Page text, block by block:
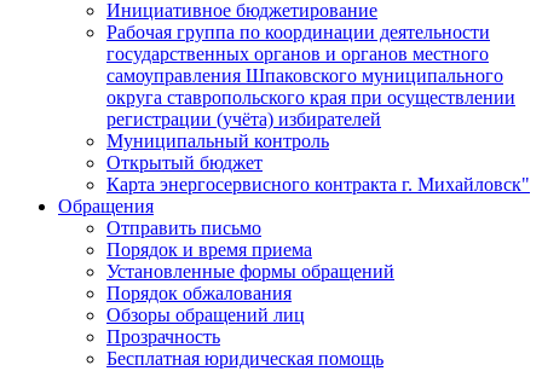
Инициативное бюджетирование
Рабочая группа по координации деятельности
государственных органов и органов местного
самоуправления Шпаковского муниципального
округа ставропольского края при осуществлении
регистрации (учёта) избирателей
Муниципальный контроль
Открытый бюджет
Карта энергосервисного контракта г. Михайловск"
Обращения
Отправить письмо
Порядок и время приема
Установленные формы обращений
Порядок обжалования
Обзоры обращений лиц
Прозрачность
Бесплатная юридическая помощь